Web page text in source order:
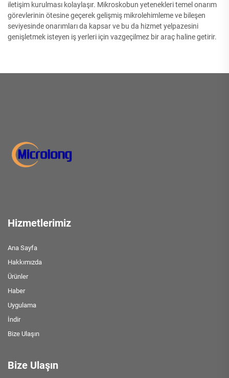
iletişim kurulması kolaylaşır. Mikroskobun yetenekleri temel onarım
görevlerinin ötesine geçerek gelişmiş mikrolehimleme ve bileşen
seviyesinde onarımları da kapsar ve bu da hizmet yelpazesini
genişletmek isteyen iş yerleri için vazgeçilmez bir araç haline getirir.
Hizmetlerimiz
Ana Sayfa
Hakkımızda
Ürünler
Haber
Uygulama
İndir
Bize Ulaşın
Bize Ulaşın